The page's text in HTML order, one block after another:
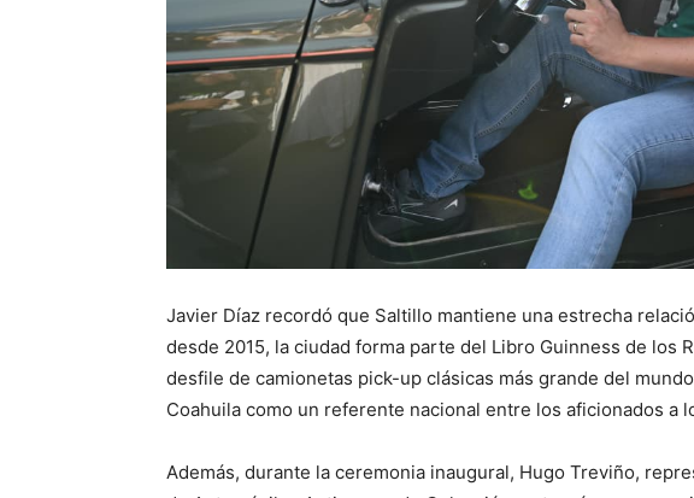
Javier Díaz recordó que Saltillo mantiene una estrecha
desde 2015, la ciudad forma parte del Libro Guinness de los
desfile de camionetas pick-up clásicas más grande del
Coahuila como un referente nacional entre los aficionados a
Además, durante la ceremonia inaugural, Hugo Treviño,